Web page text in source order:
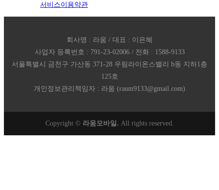
서비스이용약관
회사명 : 라움 / 대표 : 이은혜
사업자 등록번호 : 791-23-02006 / 전화 : 1588-9133
서울특별시 금천구 가산동 371-28 우림라이온스밸리 b동 지하1층
125호
개인정보관리책임자 : 라움 (raum9133@gmail.com)
Copyright © 라움모바일. All rights reserved.